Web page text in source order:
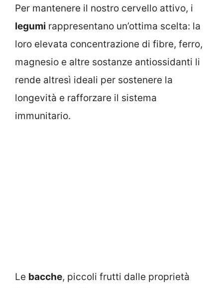
Per mantenere il nostro cervello attivo, i
legumi rappresentano un’ottima scelta: la
loro elevata concentrazione di fibre, ferro,
magnesio e altre sostanze antiossidanti li
rende altresì ideali per sostenere la
longevità e rafforzare il sistema
immunitario.
Le bacche, piccoli frutti dalle proprietà